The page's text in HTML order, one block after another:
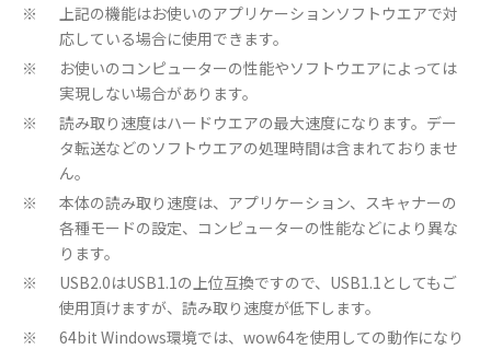
※
上記の機能はお使いのアプリケーションソフトウエアで対
応している場合に使用できます。
※
お使いのコンピューターの性能やソフトウエアによっては
実現しない場合があります。
※
読み取り速度はハードウエアの最大速度になります。デー
タ転送などのソフトウエアの処理時間は含まれておりませ
ん。
※
本体の読み取り速度は、アプリケーション、スキャナーの
各種モードの設定、コンピューターの性能などにより異な
ります。
※
USB2.0はUSB1.1の上位互換ですので、USB1.1としてもご
使用頂けますが、読み取り速度が低下します。
※
64bit Windows環境では、wow64を使用しての動作になり